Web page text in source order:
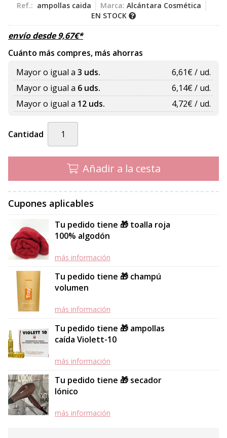
Ref.: ampollas caida Marca: Alcántara Cosmética
EN STOCK
envío desde9,67€*
Cuánto más compres, más ahorras
Mayor o igual a 3 uds. 6,61€ / ud.
Mayor o igual a 6 uds. 6,14€ / ud.
Mayor o igual a 12 uds. 4,72€ / ud.
Cantidad
Añadir a la cesta
Cupones aplicables
Tu pedido tiene 🎁 toalla roja
100% algodón
más información
Tu pedido tiene 🎁 champú
volumen
más información
Tu pedido tiene 🎁 ampollas
caída Violett-10
más información
Tu pedido tiene 🎁 secador
Iónico
más información